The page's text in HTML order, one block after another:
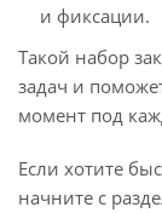
и фиксации.
Такой набор
задач и
момент под
Если хотите
начните с